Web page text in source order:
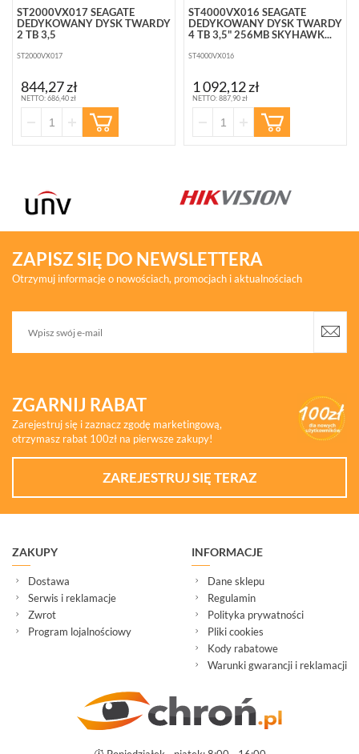
ST2000VX017 SEAGATE
DEDYKOWANY DYSK TWARDY
2 TB 3,5
ST2000VX017
844,27 zł
NETTO: 686,40 zł
ST4000VX016 SEAGATE
DEDYKOWANY DYSK TWARDY
4 TB 3,5" 256MB SKYHAWK...
ST4000VX016
1 092,12 zł
NETTO: 887,90 zł
ZAPISZ SIĘ DO NEWSLETTERA
Otrzymuj informacje o nowościach, promocjach i aktualnościach
ZGARNIJ RABAT
Zarejestruj się i zaznacz zgodę marketingową,
otrzymasz rabat 100zł na pierwsze zakupy!
ZAREJESTRUJ SIĘ TERAZ
ZAKUPY
Dostawa
Serwis i reklamacje
Zwrot
Program lojalnościowy
INFORMACJE
Dane sklepu
Regulamin
Polityka prywatności
Pliki cookies
Kody rabatowe
Warunki gwarancji i reklamacji